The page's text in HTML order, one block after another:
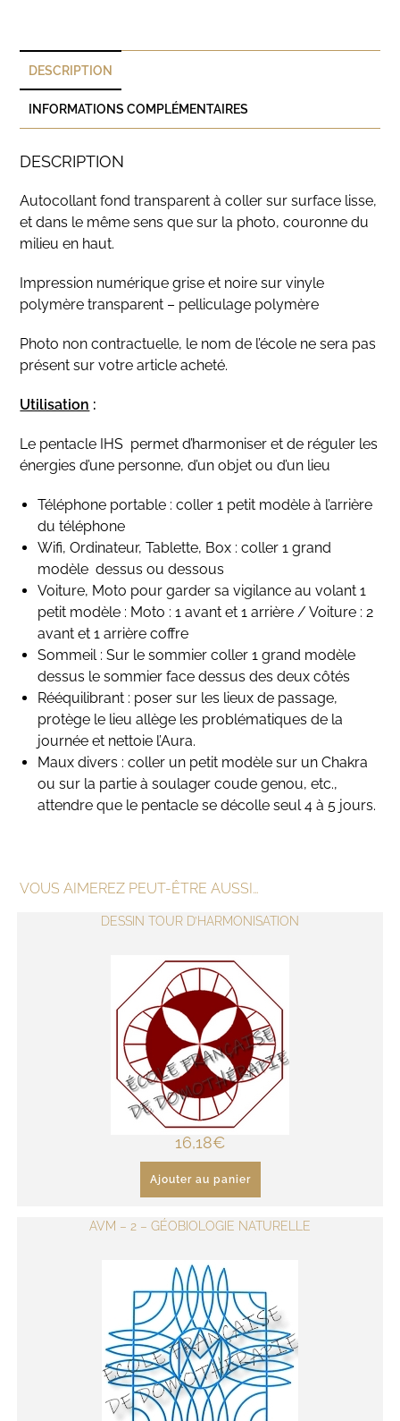
DESCRIPTION
INFORMATIONS COMPLÉMENTAIRES
DESCRIPTION
Autocollant fond transparent à coller sur surface lisse,
et dans le même sens que sur la photo, couronne du
milieu en haut.
Impression numérique grise et noire sur vinyle
polymère transparent – pelliculage polymère
Photo non contractuelle, le nom de l’école ne sera pas
présent sur votre article acheté.
Utilisation :
Le pentacle IHS permet d’harmoniser et de réguler les
énergies d’une personne, d’un objet ou d’un lieu
Téléphone portable : coller 1 petit modèle à l’arrière
du téléphone
Wifi, Ordinateur, Tablette, Box : coller 1 grand
modèle dessus ou dessous
Voiture, Moto pour garder sa vigilance au volant 1
petit modèle : Moto : 1 avant et 1 arrière / Voiture : 2
avant et 1 arrière coffre
Sommeil : Sur le sommier coller 1 grand modèle
dessus le sommier face dessus des deux côtés
Rééquilibrant : poser sur les lieux de passage,
protège le lieu allège les problématiques de la
journée et nettoie l’Aura.
Maux divers : coller un petit modèle sur un Chakra
ou sur la partie à soulager coude genou, etc.,
attendre que le pentacle se décolle seul 4 à 5 jours.
VOUS AIMEREZ PEUT-ÊTRE AUSSI…
DESSIN TOUR D’HARMONISATION
16,18€
Ajouter au panier
AVM – 2 – GÉOBIOLOGIE NATURELLE